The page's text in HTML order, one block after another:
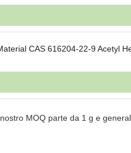
MOQ parte da 1 g e